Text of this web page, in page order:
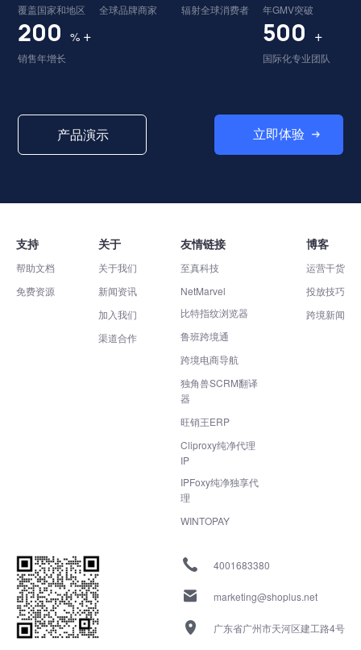
覆盖国家和地区 全球品牌商家 辐射全球消费者 年GMV突破
200 % +
销售年增长
500 +
国际化专业团队
产品演示 立即体验
支持
帮助文档
免费资源
关于
关于我们
新闻资讯
加入我们
渠道合作
友情链接
至真科技
NetMarvel
比特指纹浏览器
鲁班跨境通
跨境电商导航
独角兽SCRM翻译
器
旺销王ERP
Cliproxy纯净代理
IP
IPFoxy纯净独享代
理
WINTOPAY
博客
运营干货
投放技巧
跨境新闻
4001683380
marketing@shoplus.net
广东省广州市天河区建工路4号